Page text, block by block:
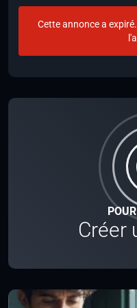
Créer
Cette annonce a